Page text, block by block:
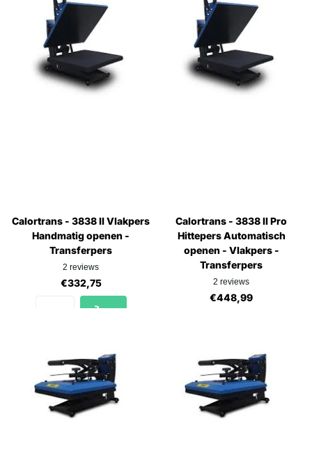
Calortrans - 3838 II Vlakpers
Handmatig openen -
Transferpers
2 reviews
€332,75
Calortrans - 3838 II Pro
Hittepers Automatisch
openen - Vlakpers -
Transferpers
2 reviews
€448,99